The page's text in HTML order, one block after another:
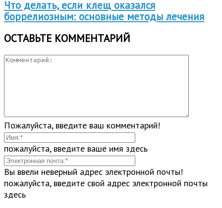
Что делать, если клещ оказался
боррелиозным: основные методы лечения
ОСТАВЬТЕ КОММЕНТАРИЙ
Пожалуйста, введите ваш комментарий!
пожалуйста, введите ваше имя здесь
Вы ввели неверный адрес электронной почты!
пожалуйста, введите свой адрес электронной почты
здесь